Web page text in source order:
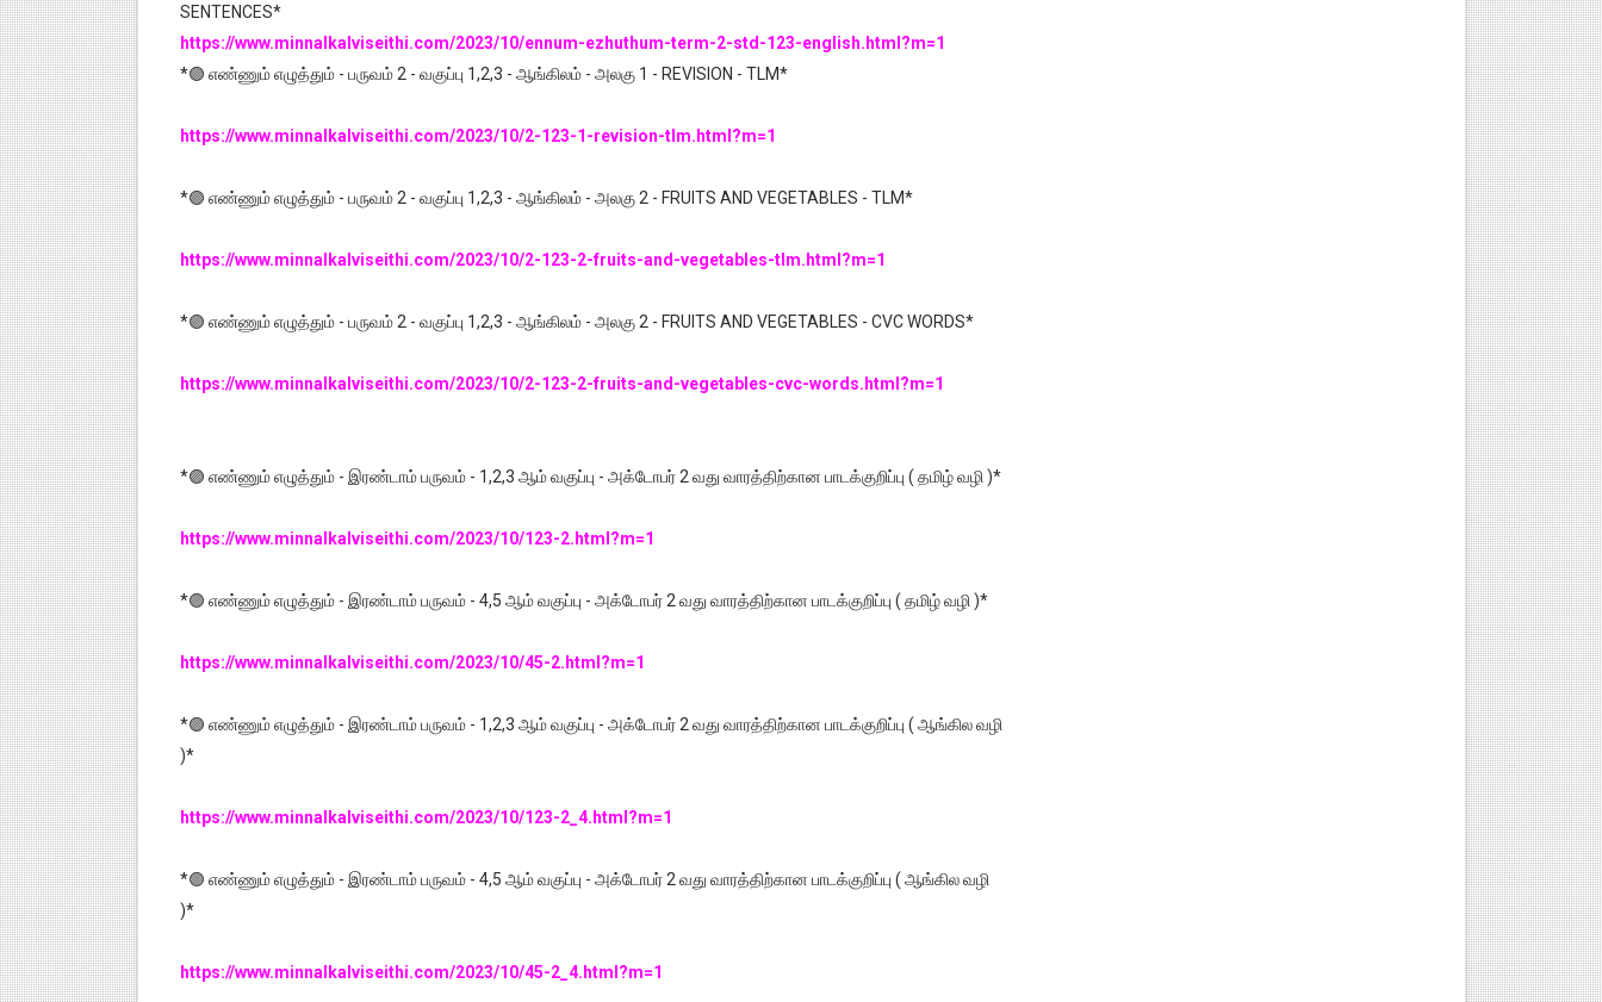
SENTENCES*
https://www.minnalkalviseithi.com/2023/10/ennum-ezhuthum-term-2-std-123-english.html?m=1
*🟣 எண்ணும் எழுத்தும் - பருவம் 2 - வகுப்பு 1,2,3 - ஆங்கிலம் - அலகு 1 - REVISION - TLM*
https://www.minnalkalviseithi.com/2023/10/2-123-1-revision-tlm.html?m=1
*🟣 எண்ணும் எழுத்தும் - பருவம் 2 - வகுப்பு 1,2,3 - ஆங்கிலம் - அலகு 2 - FRUITS AND VEGETABLES - TLM*
https://www.minnalkalviseithi.com/2023/10/2-123-2-fruits-and-vegetables-tlm.html?m=1
*🟣 எண்ணும் எழுத்தும் - பருவம் 2 - வகுப்பு 1,2,3 - ஆங்கிலம் - அலகு 2 - FRUITS AND VEGETABLES - CVC WORDS*
https://www.minnalkalviseithi.com/2023/10/2-123-2-fruits-and-vegetables-cvc-words.html?m=1
*🟣 எண்ணும் எழுத்தும் - இரண்டாம் பருவம் - 1,2,3 ஆம் வகுப்பு - அக்டோபர் 2 வது வாரத்திற்கான பாடக்குறிப்பு ( தமிழ் வழி )*
https://www.minnalkalviseithi.com/2023/10/123-2.html?m=1
*🟣 எண்ணும் எழுத்தும் - இரண்டாம் பருவம் - 4,5 ஆம் வகுப்பு - அக்டோபர் 2 வது வாரத்திற்கான பாடக்குறிப்பு ( தமிழ் வழி )*
https://www.minnalkalviseithi.com/2023/10/45-2.html?m=1
*🟣 எண்ணும் எழுத்தும் - இரண்டாம் பருவம் - 1,2,3 ஆம் வகுப்பு - அக்டோபர் 2 வது வாரத்திற்கான பாடக்குறிப்பு ( ஆங்கில வழி
)*
https://www.minnalkalviseithi.com/2023/10/123-2_4.html?m=1
*🟣 எண்ணும் எழுத்தும் - இரண்டாம் பருவம் - 4,5 ஆம் வகுப்பு - அக்டோபர் 2 வது வாரத்திற்கான பாடக்குறிப்பு ( ஆங்கில வழி
)*
https://www.minnalkalviseithi.com/2023/10/45-2_4.html?m=1